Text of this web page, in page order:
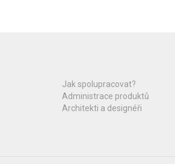
Jak spolupracovat?
Administrace produktů
Architekti a designéři